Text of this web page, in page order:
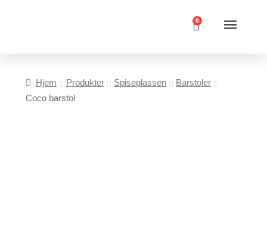
0
Hjem Produkter Spiseplassen
Barstoler
Coco barstol